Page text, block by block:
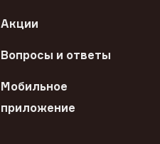
Акции
Вопросы и ответы
Мобильное
приложение